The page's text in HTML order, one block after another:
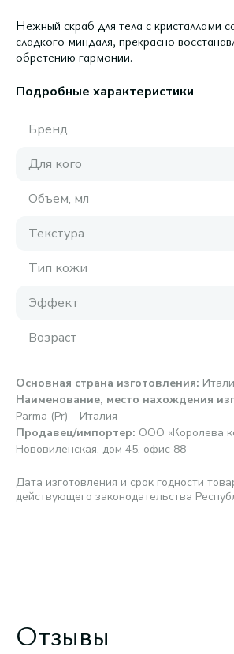
Нежный скраб для тела с кристаллами
сладкого миндаля, прекрасно
обретению гармонии.
Подробные характеристики
Бренд
Для кого
Объем, мл
Текстура
Тип кожи
Эффект
Возраст
Основная страна изготовления:
Наименование, место нахождения
Parma (Pr) – Италия
Продавец/импортер: ООО «Королева
Нововиленская, дом 45, офис 88
Дата изготовления и срок годности
действующего законодательства
Отзывы